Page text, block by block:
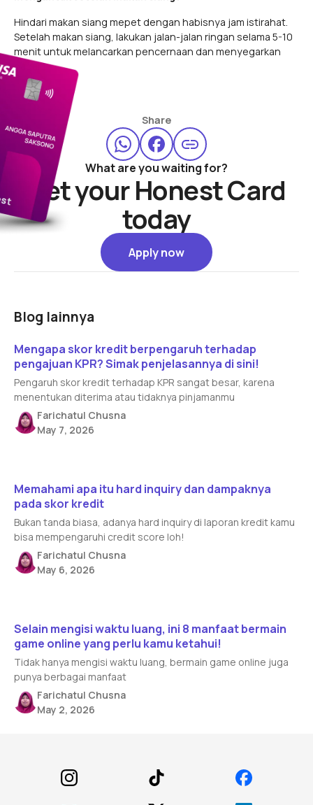
Hindari makan siang mepet dengan habisnya jam istirahat.
Setelah makan siang, lakukan jalan-jalan ringan selama 5-10
menit untuk melancarkan pencernaan dan menyegarkan
badan.
Share
What are you waiting for?
Get your Honest Card
today
Apply now
Apply now
Blog lainnya
Mengapa skor kredit berpengaruh terhadap
pengajuan KPR? Simak penjelasannya di sini!
Pengaruh skor kredit terhadap KPR sangat besar, karena
menentukan diterima atau tidaknya pinjamanmu
Farichatul Chusna
May 7, 2026
Memahami apa itu hard inquiry dan dampaknya
pada skor kredit
Bukan tanda biasa, adanya hard inquiry di laporan kredit kamu
bisa mempengaruhi credit score loh!
Farichatul Chusna
May 6, 2026
Selain mengisi waktu luang, ini 8 manfaat bermain
game online yang perlu kamu ketahui!
Tidak hanya mengisi waktu luang, bermain game online juga
punya berbagai manfaat
Farichatul Chusna
May 2, 2026